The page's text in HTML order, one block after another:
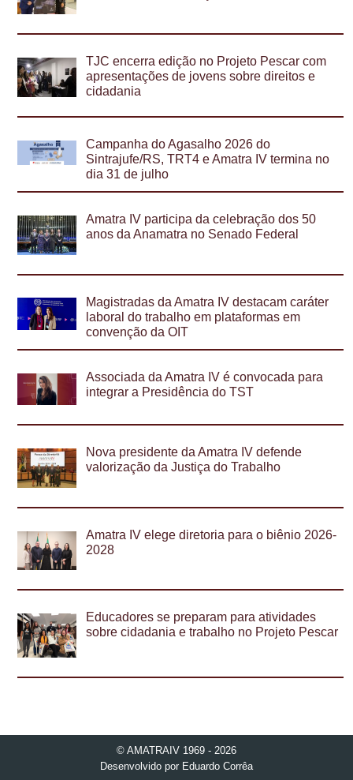
TJC encerra edição no Projeto Pescar com
apresentações de jovens sobre direitos e
cidadania
Campanha do Agasalho 2026 do
Sintrajufe/RS, TRT4 e Amatra IV termina no
dia 31 de julho
Amatra IV participa da celebração dos 50
anos da Anamatra no Senado Federal
Magistradas da Amatra IV destacam caráter
laboral do trabalho em plataformas em
convenção da OIT
Associada da Amatra IV é convocada para
integrar a Presidência do TST
Nova presidente da Amatra IV defende
valorização da Justiça do Trabalho
Amatra IV elege diretoria para o biênio 2026-
2028
Educadores se preparam para atividades
sobre cidadania e trabalho no Projeto Pescar
© AMATRAIV 1969 - 2026
Desenvolvido por Eduardo Corrêa